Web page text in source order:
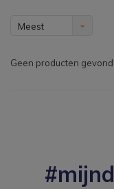
Meest
Geen producten